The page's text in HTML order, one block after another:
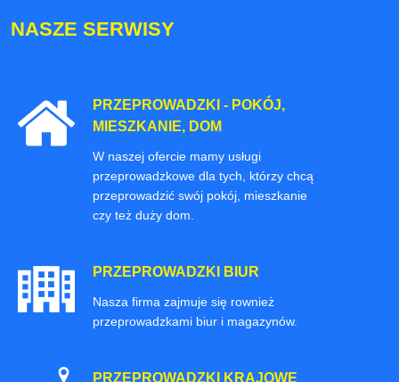
NASZE SERWISY
PRZEPROWADZKI - POKÓJ,
MIESZKANIE, DOM
W naszej ofercie mamy usługi
przeprowadzkowe dla tych, którzy chcą
przeprowadzić swój pokój, mieszkanie
czy też duży dom.
PRZEPROWADZKI BIUR
Nasza firma zajmuje się rownież
przeprowadzkami biur i magazynów.
PRZEPROWADZKI KRAJOWE